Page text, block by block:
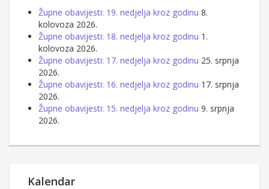
Župne obavijesti: 19. nedjelja kroz godinu 8.
kolovoza 2026.
Župne obavijesti: 18. nedjelja kroz godinu 1.
kolovoza 2026.
Župne obavijesti: 17. nedjelja kroz godinu 25. srpnja
2026.
Župne obavijesti: 16. nedjelja kroz godinu 17. srpnja
2026.
Župne obavijesti: 15. nedjelja kroz godinu 9. srpnja
2026.
Kalendar